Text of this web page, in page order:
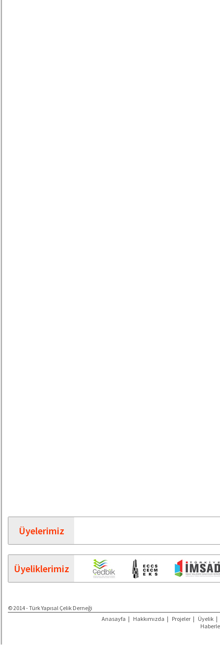
Üyelerimiz
Üyeliklerimiz
© 2014 - Türk Yapısal Çelik Derneği
Anasayfa | Hakkımızda | Projeler | Üyelik |